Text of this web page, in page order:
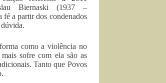
Biernaski (1937 –
fé a partir dos condenados
como a violência no
sofre com ela são as
Tanto que Povos